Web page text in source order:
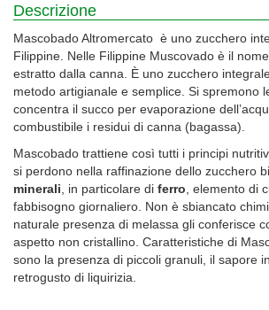
Descrizione
Mascobado Altromercato è uno zucchero
Filippine. Nelle Filippine Muscovado è il
estratto dalla canna. È uno zucchero
metodo artigianale e semplice. Si spremono
concentra il succo per evaporazione
combustibile i residui di canna (bagassa).
Mascobado trattiene così tutti i principi
si perdono nella raffinazione dello zucchero
minerali , in particolare di ferro , elemento di
fabbisogno giornaliero. Non è sbiancato
naturale presenza di melassa gli conferisce
aspetto non cristallino. Caratteristiche di
sono la presenza di piccoli granuli, il sapore
retrogusto di liquirizia.